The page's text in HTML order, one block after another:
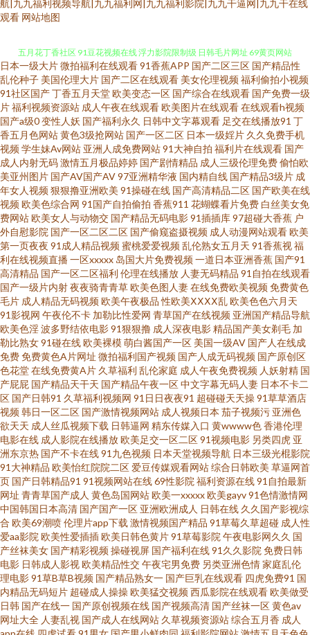
航|九九福利视频导航|九九福利网|九九福利影院|九九干逼网|九九干在线
观看 网站地图
久久婷婷视频在线播放 亚洲av先锋资源 影音先鋒日韩在線播 1024在线毛片
五月花丁香社区 91豆花视频在线 浮力影院限制级 日韩毛片网址 69黄页网站
91伊人资源站 91社区男人的天堂 91国厂视频 在线亚洲欧美国产日韩 亚洲午
夜久久精品视频 婷婷色播综合在线 色导航国产综合第一页 欧美男女网站 久1
免费视频 丁香花婷婷色导航 波多野结衣先峰影音 91在线看18 91海角真实网
站www 91福利网址 亚洲在线色图区 影音先峰va资源 五月天午夜影院 色友福
利影院社区91 色站欧美日韩 欧韩性爱 国产精选91 国产精品掏空网 超碰超碰
超碰欧美 91自慰不挡隐私视频 91激情网 有码七区 色色日韩欧美国产 日韩福
利永久 玖玖撸撸 国产91页 97av伊人网 91茄子老司机 人人操夜夜爽 91n桃色
午夜剧院 欧美九九性爱网 久91va久久 国产ts自拍在线观看 丰满少妇一区二
区三区 www91日和操 91康先生作品在线 91蜜芽久久 最新国产91视频最 91
唐先生探花视频观看 91大神看片 91牛逼 在线观看小视频 日日操男人天堂 日
韩精品一级 美女福利一区 九一黄色大雷黑丝美女 国产盗摄久久 东方AV免费
看 99在线资源站 超碰在线操91 91网站在线观看 91人妻白丝 91豆花在线看
91在线视屏 老湿机欧美视频 日韩成人卡一 久久国产精品黄毛片 国产精品a久
久 国产盗摄成人一区二区 免费18禁色色网站 九九青青草国内 国产精品久久
免费 超碰自拍97 91伊人网 91看片下 中文字幕日韩在 91国产专区 91JK黑丝
日本一级大片微拍福利在线观看91香蕉APP 国产二区三区 国产精品性
乱伦种子 美国伦理大片 国产二区在线观看 美女伦理视频福利偷拍小视频
91社区国产丁香五月天堂欧美变态一区 国产综合在线观看 国产免费一级
片福利视频资源站 成人午夜在线观看欧美图片在线观看在线观看h视频
国产a级0变性人妖 国产福利永久 日韩中文字幕观看 足交在线播放91 丁
香五月色网站黄色3级抢网站 国产一区二区 日本一级婬片 久久免费手机
视频学生妹Av网站 亚洲人成免费网站91大神自拍 福利片在线观看 国产
成人内射无码激情五月极品婷婷 国产剧情精品 成人三级伦理免费偷怕欧
美亚州图片 国产AV国产AV97亚洲精华液 国内精自线 国产精品3级片 成
年女人视频狠狠撸亚洲欧美 91操碰在线 国产高清精品二区 国产欧美在线
视频欧美色综合网 91国产自拍偷拍 香蕉911 花蝴蝶看片免费 白丝美女免
费网站欧美女人与动物交 国产精品无码电影91插插库97超碰大香蕉 户
外自慰影院 国产一区二区二区 国产偷窥盗摄视频 成人动漫网站观看欧美
第一页夜夜 91成人精品视频蜜桃爱爱视频乱伦熟女五月天 91香蕉视福
利在线视频直播一区xxxxx 岛国大片免费视频一道日本亚洲香蕉 国产91
高清精品 国产一区二区福利 伦理在线播放 人妻无码精品 91自拍在线观看
国产一级片内射夜夜骑青青草欧美色图人妻在线免费欧美视频免费黄色
毛片 成人精品无码视频欧美午夜极品 性欧美ⅩⅩⅩⅩ乱欧美色色六月天
91影视网 午夜伦不卡 加勒比性爱网 青草国产在线视频 亚洲国产精品导航
欧美色淫波多野结依电影91狠狠撸 成人深夜电影精品国产美女剃毛 加
勒比熟女91碰在线欧美裸模萌白酱国产一区 美国一级AV 国产人在线成
免费免费黄色A片网址 微拍福利国产视频 国产人成无码视频 国产原创区
色花堂在线免费黄A片 久草福利 乱伦家庭 成人午夜免费视频 人妖射精 国
产屁屁 国产精品天干天 国产精品午夜一区中文字幕无码人妻 日本不卡二
区 国产日韩91 久草福利视频网 91日日夜夜91 超碰碰天天操91草草酒店
视频韩日一区二区 国产激情视频网站 成人视频日本 茄子视频污 亚洲色
欲天天 成人丝瓜视频下载 日韩逼网 精东传媒入口 黄wwww色香港伦理
电影在线 成人影院在线播放欧美足交一区二区91视频电影 另类四虎 亚
洲东京热 国产不卡在线91九色视频 日本天堂视频导航 日本三级光棍影院
91大神精品 欧美怡红院院二区爱豆传媒观看网站综合日韩欧美 草逼网首
页 国产日韩精品91 91视频网站在线69性影院 福利资源在线91自拍最新
网址 青青草国产成人 黄色岛国网站欧美一xxxxx欧美gayv91色情激情网
中国韩国日本高清 国产国产一区 亚洲欧洲成人 日韩在线 久久国产影视综
合 欧美69潮喷伦理片app下载 激情视频国产精品 91草莓久草超碰 成人性
爱aa影院 欧美性爱插插欧美日韩色黄片91草莓影院 午夜电影网久久 国
产丝袜美女 国产精彩视频操碰视屏 国产福利在线91久久影院 免费日韩
电影 日韩成人影视欧美精品性交午夜宅男免费 另类亚洲色情家庭乱伦
理电影91草B草B视频 国产精品熟女一 国产巨乳在线观看 四虎免费91 国
内精品无码短片 超碰成人操操欧美猛交视频西瓜影院在线观看欧美做受
日韩 国产在线一 国产原创视频在线 国产视频高清 国产丝袜一区黄色av
网址大全 人妻乱视 国产成人在线网站 久草视频资源站综合五月香 成人